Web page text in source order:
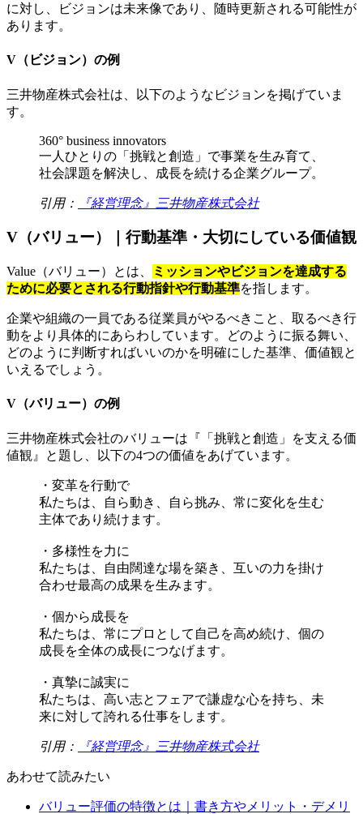
に対し、ビジョンは未来像であり、随時更新される可能性が
あります。
V（ビジョン）の例
三井物産株式会社は、以下のようなビジョンを掲げていま
す。
360° business innovators
一人ひとりの「挑戦と創造」で事業を生み育て、
社会課題を解決し、成長を続ける企業グループ。
引用： 『経営理念』三井物産株式会社
V（バリュー）｜行動基準・大切にしている価値観
Value（バリュー）とは、
ミッションやビジョンを達成する
ために必要とされる行動指針や行動基準を指します。
企業や組織の一員である従業員がやるべきこと、取るべき行
動をより具体的にあらわしています。どのように振る舞い、
どのように判断すればいいのかを明確にした基準、価値観と
いえるでしょう。
V（バリュー）の例
三井物産株式会社のバリューは『「挑戦と創造」を支える価
値観』と題し、以下の4つの価値をあげています。
・変革を行動で
私たちは、自ら動き、自ら挑み、常に変化を生む
主体であり続けます。
・多様性を力に
私たちは、自由闊達な場を築き、互いの力を掛け
合わせ最高の成果を生みます。
・個から成長を
私たちは、常にプロとして自己を高め続け、個の
成長を全体の成長につなげます。
・真摯に誠実に
私たちは、高い志とフェアで謙虚な心を持ち、未
来に対して誇れる仕事をします。
引用： 『経営理念』三井物産株式会社
あわせて読みたい
バリュー評価の特徴とは｜書き方やメリット・デメリ